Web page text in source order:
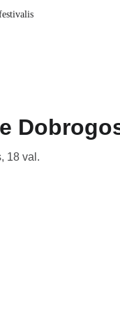
18 val.